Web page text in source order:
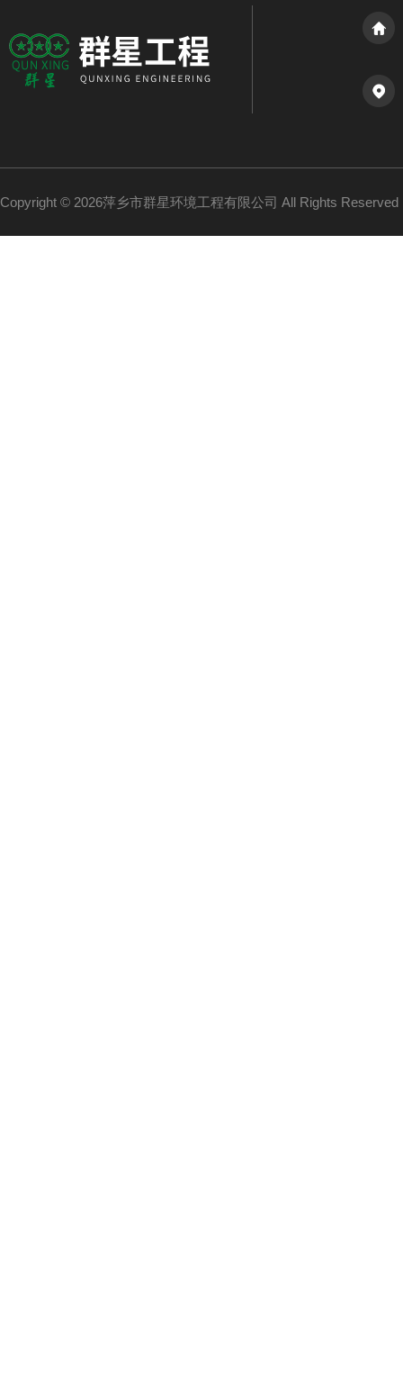
Copyright © 2026萍乡市群星环境工程有限公司 All Rights